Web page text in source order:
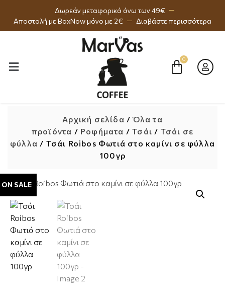
Δωρεάν μεταφορικά άνω των 49€
Αποστολή με BoxNow μόνο με 2€
Διαβάστε περισσότερα
Αρχική σελίδα /Όλα τα
προϊόντα / Ροφήματα /Τσάι / Τσάι σε
φύλλα / Τσάι Roibos Φωτιά στο καμίνι σε φύλλα
100γρ
ON SALE